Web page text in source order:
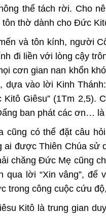
thể tách rời. Cho
thờ dành cho Đức
và tôn kính, người
đi liền với lòng cậy
cơn gian nan khốn
dựa vào lời Kinh
Giêsu” (1Tm 2,5).
ban phát các ơn… là
cũng có thể đặt câu
ai được Thiên Chúa sử
chăng Đức Mẹ cũng
qua lời “Xin vâng”,
trong công cuộc cứu
Kitô là trung gian